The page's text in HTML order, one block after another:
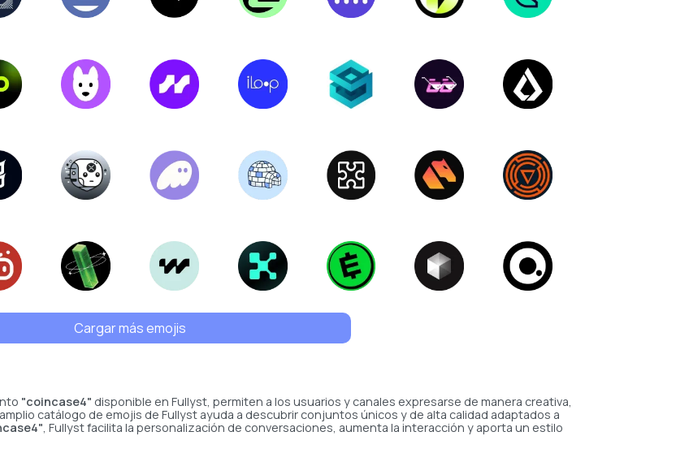
Cargar más emojis
"coincase4" disponible en Fullyst, permiten a los usuarios y canales expresarse de manera creativa,
catálogo de emojis de Fullyst ayuda a descubrir conjuntos únicos y de alta calidad adaptados a
, Fullyst facilita la personalización de conversaciones, aumenta la interacción y aporta un estilo